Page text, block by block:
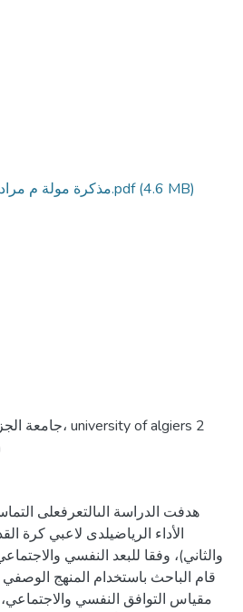
مذكرة مولة م مراد معدلة ومتممة 2023 (1).pdf(4.6 MB)
هدفت الدراسة الىالتعرفعلى
الأداء الرياضيلدى لاعبي كرة
والثاني)، وفقا للبعد النفسي
قام الباحث باستخدام المنهج